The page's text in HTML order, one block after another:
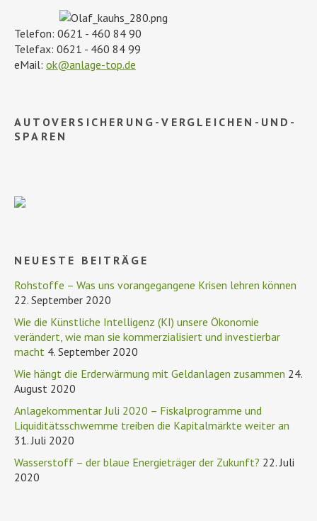
Telefon: 0621 - 460 84 90
Telefax: 0621 - 460 84 99
eMail: ok@anlage-top.de
AUTOVERSICHERUNG-VERGLEICHEN-UND-
SPAREN
NEUESTE BEITRÄGE
Rohstoffe – Was uns vorangegangene Krisen lehren können
22. September 2020
Wie die Künstliche Intelligenz (KI) unsere Ökonomie
verändert, wie man sie kommerzialisiert und investierbar
macht 4. September 2020
Wie hängt die Erderwärmung mit Geldanlagen zusammen 24.
August 2020
Anlagekommentar Juli 2020 – Fiskalprogramme und
Liquiditätsschwemme treiben die Kapitalmärkte weiter an
31. Juli 2020
Wasserstoff – der blaue Energieträger der Zukunft? 22. Juli
2020